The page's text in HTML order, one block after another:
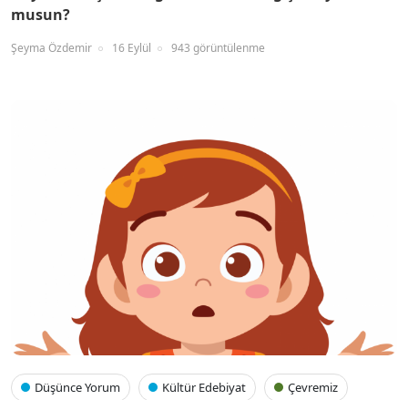
musun?
Şeyma Özdemir 16 Eylül 943 görüntülenme
Düşünce Yorum Kültür Edebiyat Çevremiz